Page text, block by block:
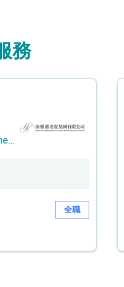
務
Hong Nga Residential Care Home Group Limited
全職